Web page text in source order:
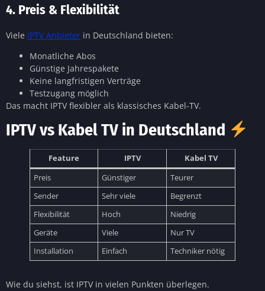
4. Preis & Flexibilität
Viele IPTV Anbieter in Deutschland bieten:
Monatliche Abos
Günstige Jahrespakete
Keine langfristigen Verträge
Testzugang möglich
Das macht IPTV flexibler als klassisches Kabel-TV.
IPTV vs Kabel TV in Deutschland
Feature IPTV
Kabel TV
Preis
Günstiger
Teurer
Sender
Sehr viele
Begrenzt
Flexibilität
Hoch
Niedrig
Geräte
Viele
Nur TV
Installation
Einfach Techniker nötig
Wie du siehst, ist IPTV in vielen Punkten überlegen.